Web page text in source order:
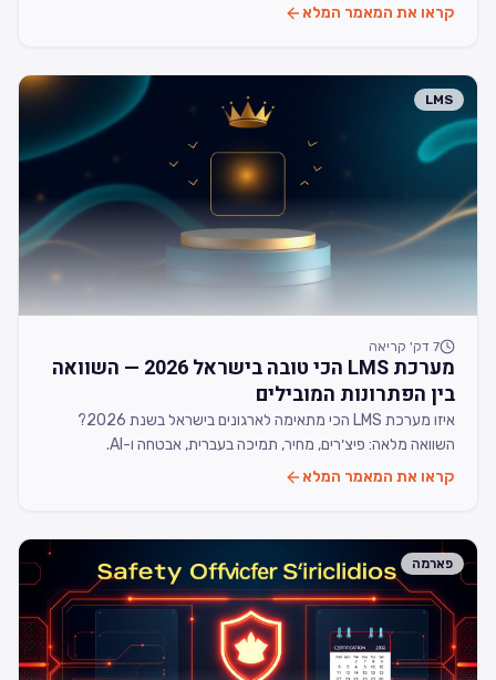
קראו את המאמר המלא
LMS
7 דק' קריאה
מערכת LMS הכי טובה בישראל 2026 — השוואה
בין הפתרונות המובילים
איזו מערכת LMS הכי מתאימה לארגונים בישראל בשנת 2026?
השוואה מלאה: פיצ׳רים, מחיר, תמיכה בעברית, אבטחה ו-AI.
קראו את המאמר המלא
פארמה